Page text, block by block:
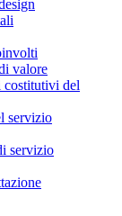
valore
costitutivi del
servizio
servizio